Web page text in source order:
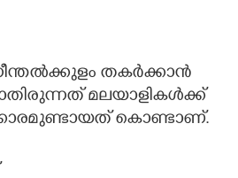
തകർക്കാൻ
മലയാളികൾക്ക്
കൊണ്ടാണ്.